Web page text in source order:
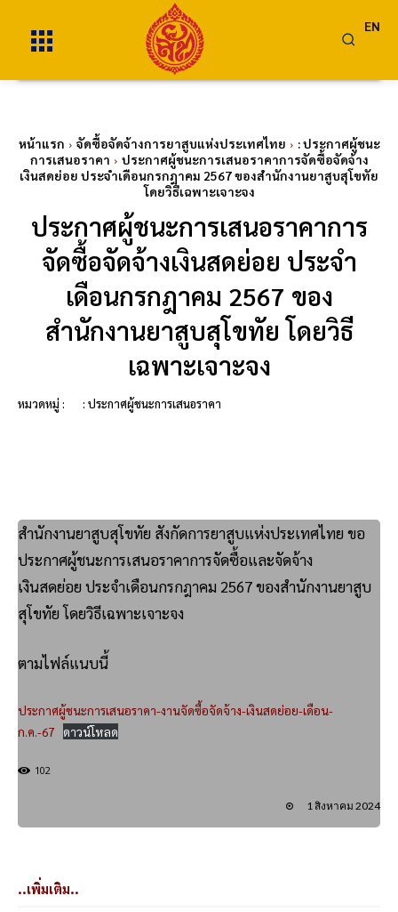
EN
หน้าแรก จัดซื้อจัดจ้างการยาสูบแห่งประเทศไทย
: ประกาศผู้ชนะ
การเสนอราคา
ประกาศผู้ชนะการเสนอราคาการจัดซื้อจัดจ้าง
เงินสดย่อย ประจำเดือนกรกฎาคม 2567 ของสำนักงานยาสูบสุโขทัย
โดยวิธีเฉพาะเจาะจง
ประกาศผู้ชนะการเสนอราคาการ
จัดซื้อจัดจ้างเงินสดย่อย ประจำ
เดือนกรกฎาคม 2567 ของ
สำนักงานยาสูบสุโขทัย โดยวิธี
เฉพาะเจาะจง
หมวดหมู่ : : ประกาศผู้ชนะการเสนอราคา
สำนักงานยาสูบสุโขทัย สังกัดการยาสูบแห่งประเทศไทย ขอ
ประกาศผู้ชนะการเสนอราคาการจัดซื้อและจัดจ้าง
เงินสดย่อย ประจำเดือนกรกฎาคม 2567 ของสำนักงานยาสูบ
สุโขทัย โดยวิธีเฉพาะเจาะจง
ตามไฟล์แนบนี้
ประกาศผู้ชนะการเสนอราคา-งานจัดซื้อจัดจ้าง-เงินสดย่อย-เดือน-
ก.ค.-67
ดาวน์โหลด
102
1 สิงหาคม 2024
..เพิ่มเติม..